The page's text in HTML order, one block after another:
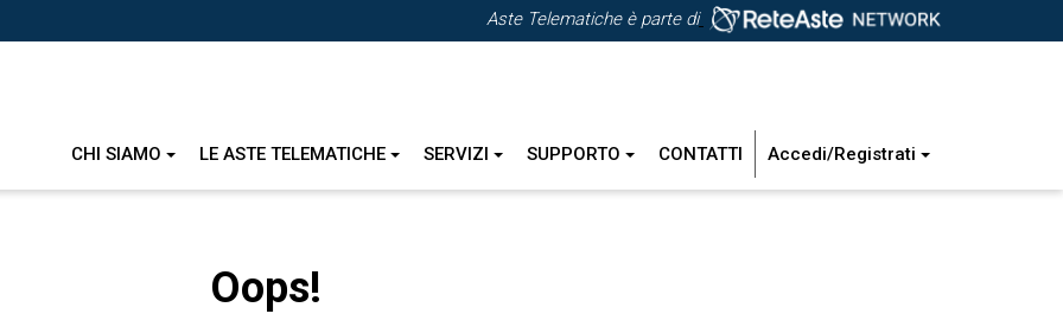
Aste Telematiche è parte di
CHI SIAMO LE ASTE TELEMATICHE SERVIZI SUPPORTO CONTATTI Accedi/Registrati
Oops!